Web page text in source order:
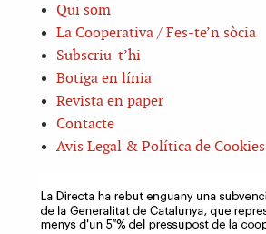
Qui som
La Cooperativa / Fes-te’n sòcia
Subscriu-t’hi
Botiga en línia
Revista en paper
Contacte
Avis Legal & Política de Cookies